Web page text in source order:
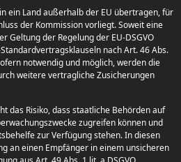
ein Land außerhalb der EU übertragen, für
der Kommission vorliegt. Soweit eine
Geltung der Regelung der EU-DSGVO
nach Art. 46 Abs.
notwendig und möglich, werden die
weitere vertragliche Zusicherungen
das Risiko, dass staatliche Behörden auf
zugreifen können und
zur Verfügung stehen. In diesen
an einen Empfänger in einem unsicheren